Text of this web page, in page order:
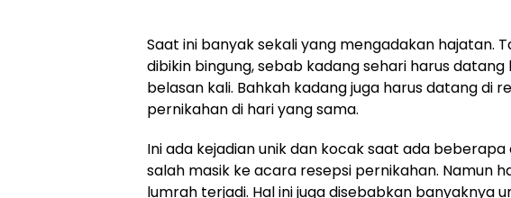
Saat ini banyak sekali yang mengadakan hajatan.
dibikin bingung, sebab kadang sehari harus datang
belasan kali. Bahkah kadang juga harus datang di
pernikahan di hari yang sama.
Ini ada kejadian unik dan kocak saat ada
salah masik ke acara resepsi pernikahan. Namun
lumrah terjadi. Hal ini juga disebabkan banyaknya